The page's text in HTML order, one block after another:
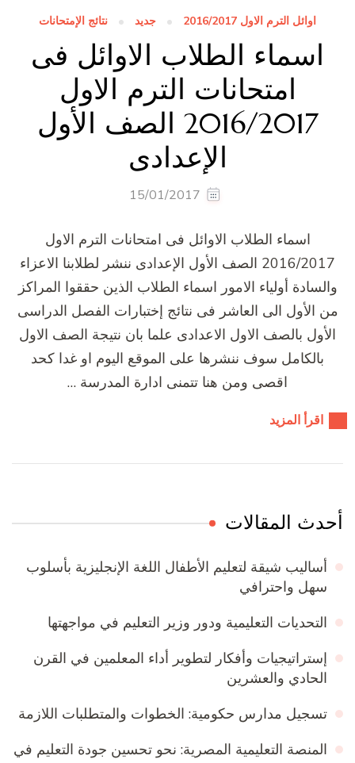
اوائل الترم الاول 2016/2017 جديد نتائج الإمتحانات
اسماء الطلاب الاوائل فى
امتحانات الترم الاول
2016/2017 الصف الأول
الإعدادى
15/01/2017
اسماء الطلاب الاوائل فى امتحانات الترم الاول
2016/2017 الصف الأول الإعدادى ننشر لطلابنا الاعزاء
والسادة أولياء الامور اسماء الطلاب الذين حققوا المراكز
من الأول الى العاشر فى نتائج إختبارات الفصل الدراسى
الأول بالصف الاول الاعدادى علما بان نتيجة الصف الاول
بالكامل سوف ننشرها على الموقع اليوم او غدا كحد
اقصى ومن هنا تتمنى ادارة المدرسة …
اقرأ المزيد
أحدث المقالات
أساليب شيقة لتعليم الأطفال اللغة الإنجليزية بأسلوب
سهل واحترافي
التحديات التعليمية ودور وزير التعليم في مواجهتها
إستراتيجيات وأفكار لتطوير أداء المعلمين في القرن
الحادي والعشرين
تسجيل مدارس حكومية: الخطوات والمتطلبات اللازمة
المنصة التعليمية المصرية: نحو تحسين جودة التعليم في